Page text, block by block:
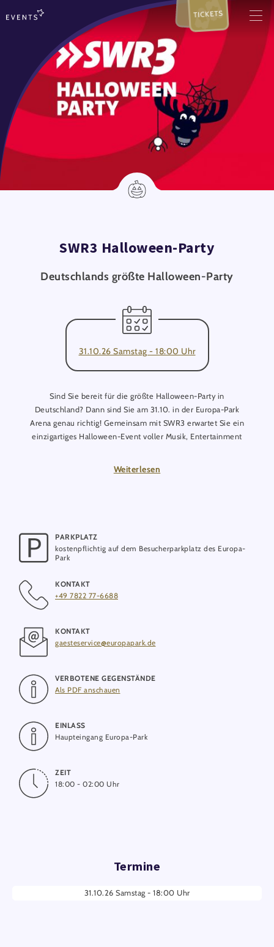
TICKETS
SWR3 Halloween-Party
Deutschlands größte Halloween-Party
31.10.26 Samstag - 18:00 Uhr
Sind Sie bereit für die größte Halloween-Party in
Deutschland? Dann sind Sie am 31.10. in der Europa-Park
Arena genau richtig! Gemeinsam mit SWR3 erwartet Sie ein
einzigartiges Halloween-Event voller Musik, Entertainment
Freuen Sie sich auf mitreißende Live-Musik, erstklassige DJs
Erleben Sie die größten Hits des „King of Pop“ in einer
beeindruckenden Inszenierung voller Energie, Leidenschaft
Doch damit nicht genug: In unserer kultigen Silent Disco
feiern Sie zu Ihren Lieblingsbeats, während im Magic Cinema
Gesangstalent unter Beweis stellen können. Für die passende
Stärkung zwischendurch sorgt das vielfältige Food-Angebot auf
Natürlich dürfen auch coole Fotospots, kreative Cocktails,
erfrischende Longdrinks und eine einzigartige Halloween-
nur eine Party: Erleben Sie eine unvergessliche Nacht voller
Musik, spektakulärer Shows, bester Unterhaltung und
Sichern Sie sich jetzt Ihre Tickets für die ultimative SWR3
zum Parkschluss schließen und danach nicht mehr zugänglich
Weiterlesen
PARKPLATZ
kostenpflichtig auf dem Besucherparkplatz des Europa-
Park
KONTAKT
+49 7822 77-6688
KONTAKT
gaesteservice@europapark.de
VERBOTENE GEGENSTÄNDE
Als PDF anschauen
EINLASS
Haupteingang Europa-Park
ZEIT
18:00 - 02:00 Uhr
Termine
31.10.26 Samstag - 18:00 Uhr